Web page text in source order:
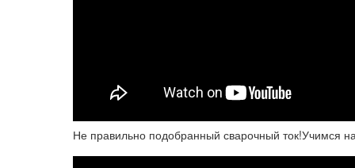
Не правильно подобранный сварочный ток!Учимся